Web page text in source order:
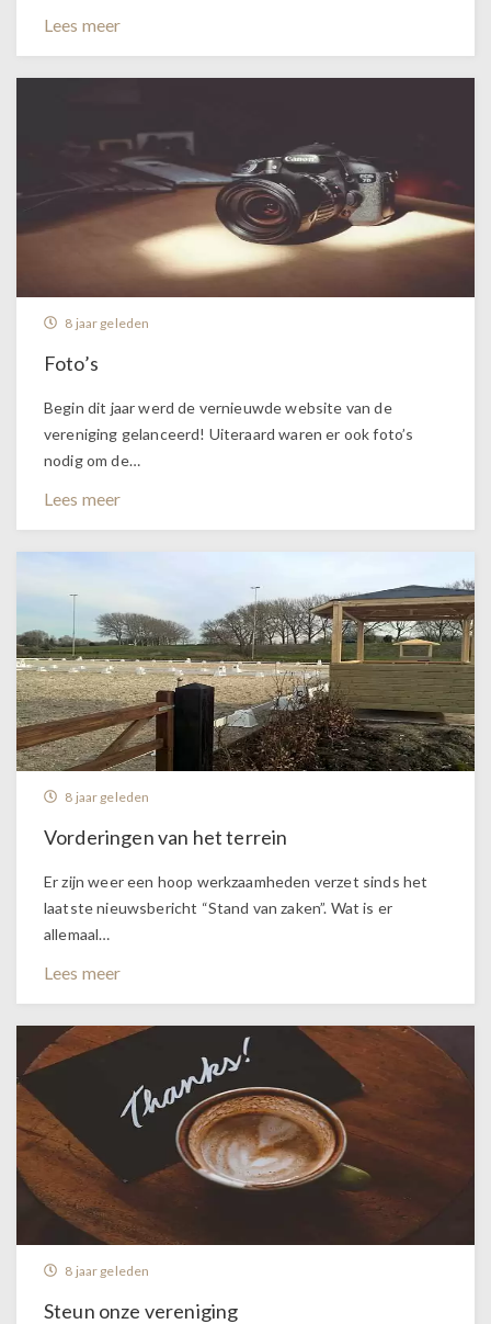
Lees meer
8 jaar geleden
Foto’s
Begin dit jaar werd de vernieuwde website van de
vereniging gelanceerd! Uiteraard waren er ook foto’s
nodig om de…
Lees meer
8 jaar geleden
Vorderingen van het terrein
Er zijn weer een hoop werkzaamheden verzet sinds het
laatste nieuwsbericht “Stand van zaken”. Wat is er
allemaal…
Lees meer
8 jaar geleden
Steun onze vereniging